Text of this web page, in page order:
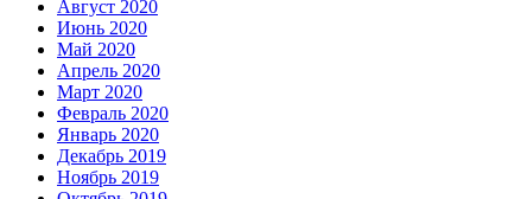
Август 2020
Июнь 2020
Май 2020
Апрель 2020
Март 2020
Февраль 2020
Январь 2020
Декабрь 2019
Ноябрь 2019